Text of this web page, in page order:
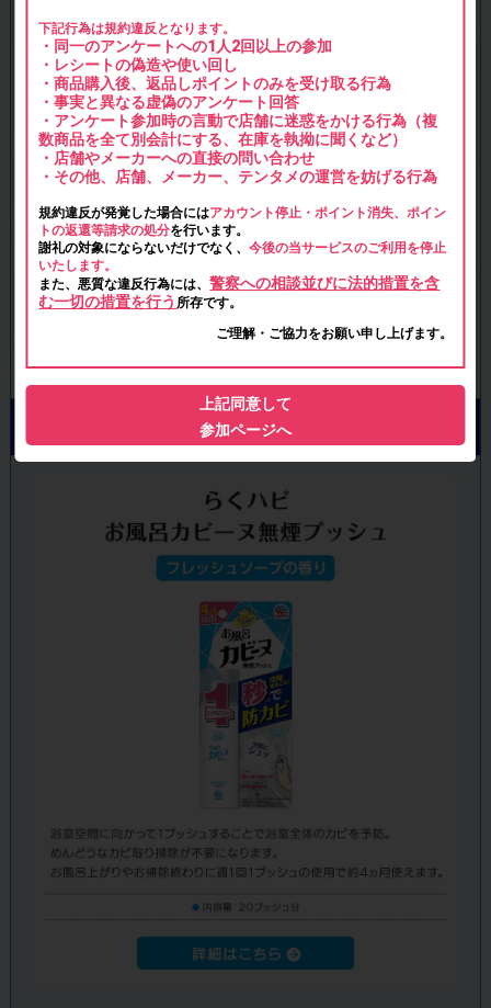
下記行為は規約違反となります。
・同一のアンケートへの1人2回以上の参加
・レシートの偽造や使い回し
・商品購入後、返品しポイントのみを受け取る行為
・事実と異なる虚偽のアンケート回答
・アンケート参加時の言動で店舗に迷惑をかける行為（複
数商品を全て別会計にする、在庫を執拗に聞くなど）
・店舗やメーカーへの直接の問い合わせ
・その他、店舗、メーカー、テンタメの運営を妨げる行為
規約違反が発覚した場合にはアカウント停止・ポイント消失、ポイン
トの返還等請求の処分を行います。
謝礼の対象にならないだけでなく、今後の当サービスのご利用を停止
いたします。
また、悪質な違反行為には、警察への相談並びに法的措置を含
む一切の措置を行う 所存です。
ご理解・ご協力をお願い申し上げます。
上記同意して
参加ページへ